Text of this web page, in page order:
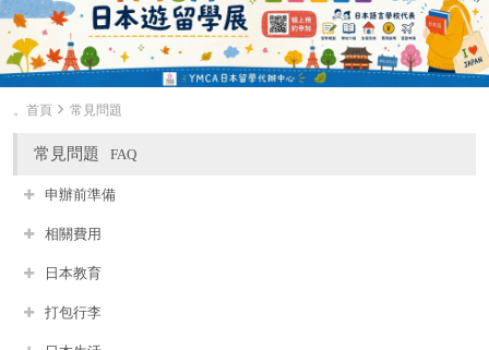
。首頁 常見問題
常見問題 FAQ
申辦前準備
相關費用
日本教育
打包行李